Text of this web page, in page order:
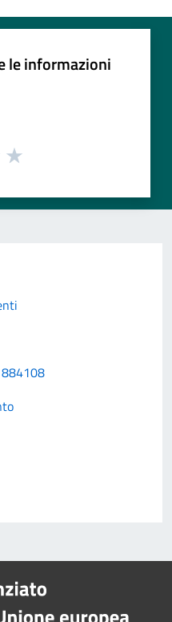
le informazioni